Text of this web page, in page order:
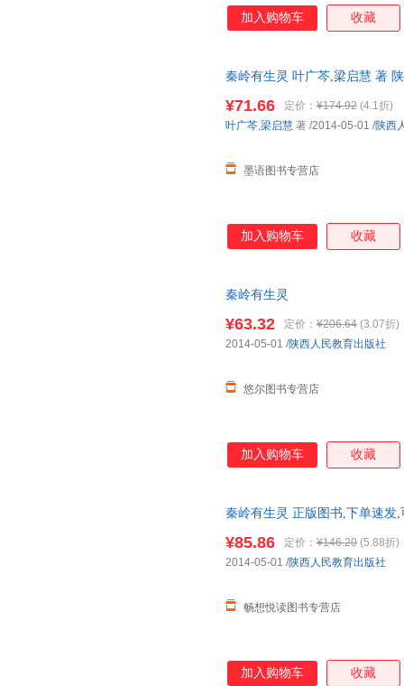
加入购物车 收藏
秦岭有生灵 叶广芩,梁启慧 著
¥71.66 定价： ¥174.92 (4.1折)
墨语图书专营店
叶广芩,梁启慧 著 /2014-05-01 /陕西
加入购物车 收藏
秦岭有生灵
¥63.32 定价： ¥206.64 (3.07折)
悠尔图书专营店
2014-05-01 /陕西人民教育出版社
加入购物车 收藏
秦岭有生灵 正版图书,下单速发,
¥85.86 定价： ¥146.20 (5.88折)
畅想悦读图书专营店
2014-05-01 /陕西人民教育出版社
加入购物车 收藏